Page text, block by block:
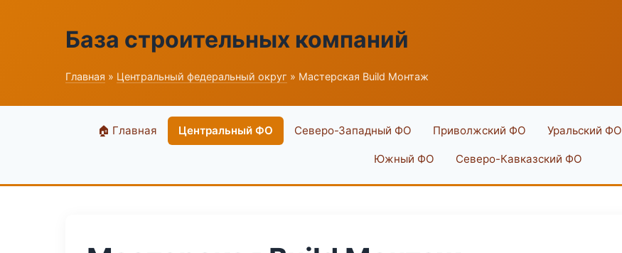
База строительных компаний
Главная » Центральный федеральный округ » Мастерская Build Монтаж
🏠 Главная Центральный ФО Северо-Западный ФО Приволжский ФО Уральский ФО
Южный ФО Северо-Кавказский ФО